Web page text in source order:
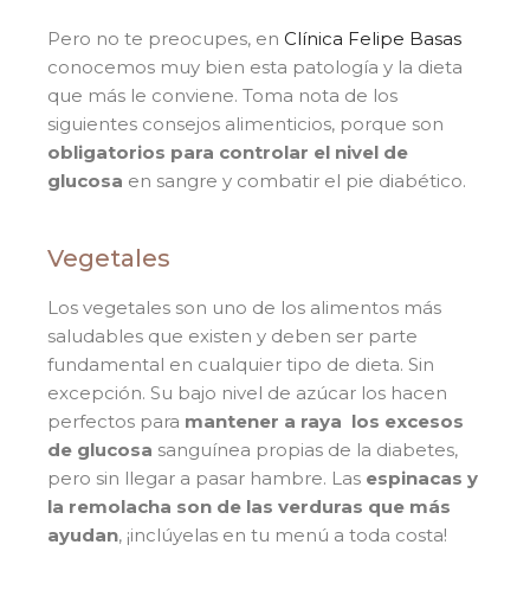
Pero no te preocupes, en Clínica Felipe Basas
conocemos muy bien esta patología y la dieta
que más le conviene. Toma nota de los
siguientes consejos alimenticios, porque son
obligatorios para controlar el nivel de
glucosa en sangre y combatir el pie diabético.
Vegetales
Los vegetales son uno de los alimentos más
saludables que existen y deben ser parte
fundamental en cualquier tipo de dieta. Sin
excepción. Su bajo nivel de azúcar los hacen
perfectos para mantener a raya los excesos
de glucosa sanguínea propias de la diabetes,
pero sin llegar a pasar hambre. Las espinacas y
la remolacha son de las verduras que más
ayudan, ¡inclúyelas en tu menú a toda costa!